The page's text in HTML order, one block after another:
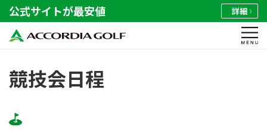
公式サイトが最安値 詳細
競技会日程